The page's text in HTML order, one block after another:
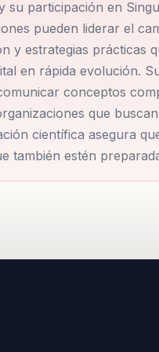
un tema crucial para
incluyendo la
de Buenos Aires y el
en la
participación en
pueden liderar el
y estrategias prácticas
en rápida evolución.
conceptos
que
científica asegura
también estén